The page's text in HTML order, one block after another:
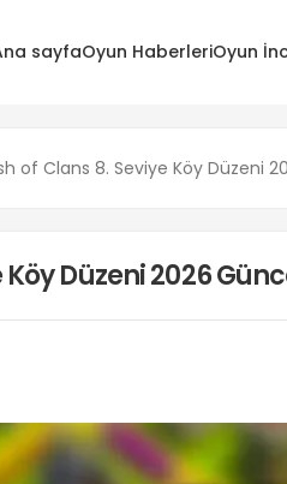
sayfaOyun HaberleriOyun
of Clans 8. Seviye Köy Düzeni
Düzeni 2026